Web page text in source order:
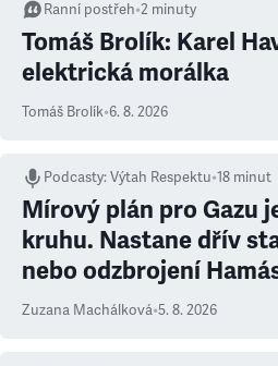
Ranní postřeh•2 minuty
Tomáš Brolík: Karel
elektrická morálka
Tomáš Brolík•6. 8. 2026
Podcasty:Výtah Respektu•18 minut
Mírový plán pro Gazu
kruhu. Nastane dřív
nebo odzbrojení
Zuzana Machálková•5. 8. 2026